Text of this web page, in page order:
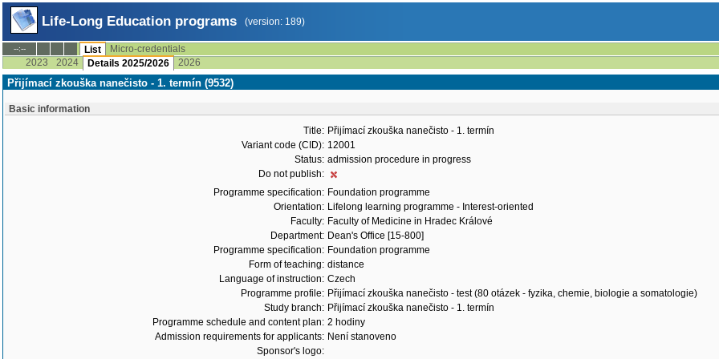
Life-Long Education programs (version: 189)
--:-- List
Micro-credentials
2023
2024 Details 2025/2026 2026
Přijímací zkouška nanečisto - 1. termín (9532)
Basic information
Title: Přijímací zkouška nanečisto - 1. termín
Variant code (CID): 12001
Status: admission procedure in progress
Do not publish:
Programme specification: Foundation programme
Orientation: Lifelong learning programme - Interest-oriented
Faculty: Faculty of Medicine in Hradec Králové
Department: Dean's Office [15-800]
Programme specification: Foundation programme
Form of teaching: distance
Language of instruction: Czech
Programme profile: Přijímací zkouška nanečisto - test (80 otázek - fyzika, chemie, biologie a somatologie)
Study branch: Přijímací zkouška nanečisto - 1. termín
Programme schedule and content plan: 2 hodiny
Admission requirements for applicants: Není stanoveno
Sponsor's logo: